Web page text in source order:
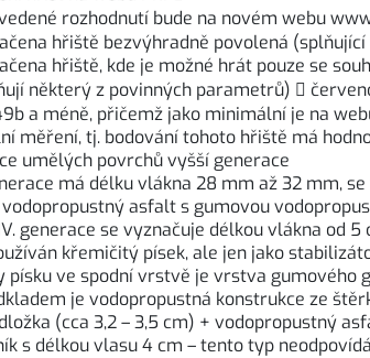
rozhodnutí bude na novém webu
hřiště bezvýhradně povolená
hřiště, kde je možné hrát pouze se
některý z povinných parametrů) 
a méně, přičemž jako minimální je na
měření, tj. bodování tohoto hřiště má
umělých povrchů vyšší generace
má délku vlákna 28 mm až 32 mm,
vodopropustný asfalt s gumovou
generace se vyznačuje délkou vlákna od
křemičitý písek, ale jen jako
ve spodní vrstvě je vrstva gumového
je vodopropustná konstrukce ze
(cca 3,2 – 3,5 cm) + vodopropustný
s délkou vlasu 4 cm – tento typ